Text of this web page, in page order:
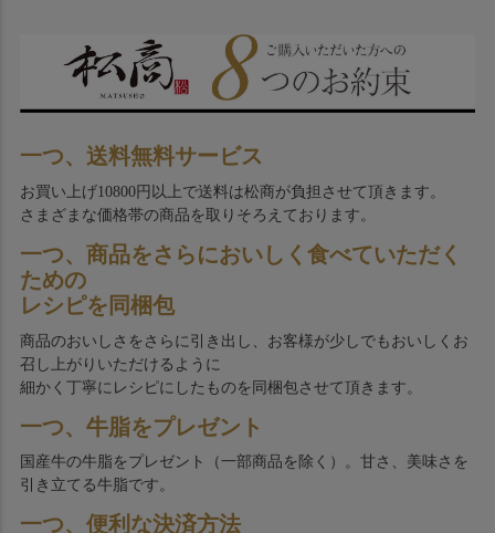
一つ、送料無料サービス
お買い上げ10800円以上で送料は松商が負担させて頂きます。
さまざまな価格帯の商品を取りそろえております。
一つ、商品をさらにおいしく食べていただく
ための
レシピを同梱包
商品のおいしさをさらに引き出し、お客様が少しでもおいしくお
召し上がりいただけるように
細かく丁寧にレシピにしたものを同梱包させて頂きます。
一つ、牛脂をプレゼント
国産牛の牛脂をプレゼント（一部商品を除く）。甘さ、美味さを
引き立てる牛脂です。
一つ、便利な決済方法